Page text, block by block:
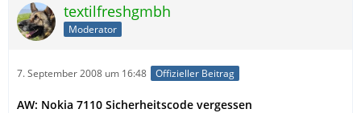
textilfreshgmbh
Moderator
7. September 2008 um 16:48 Offizieller Beitrag
AW: Nokia 7110 Sicherheitscode vergessen